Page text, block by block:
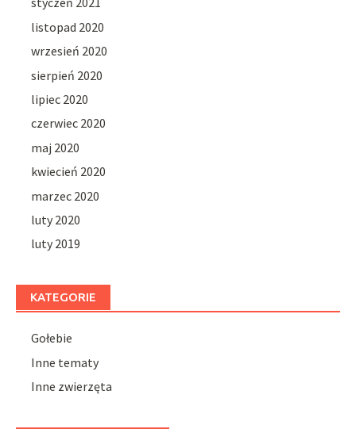
listopad 2020
wrzesień 2020
sierpień 2020
lipiec 2020
czerwiec 2020
maj 2020
kwiecień 2020
marzec 2020
luty 2020
luty 2019
KATEGORIE
Gołebie
Inne tematy
Inne zwierzęta